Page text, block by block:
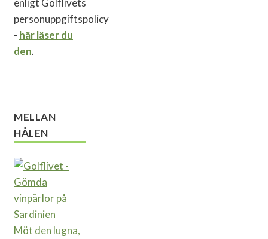
personuppgiftspolicy
- här läser du
den.
MELLAN
HÅLEN
Möt den lugna,